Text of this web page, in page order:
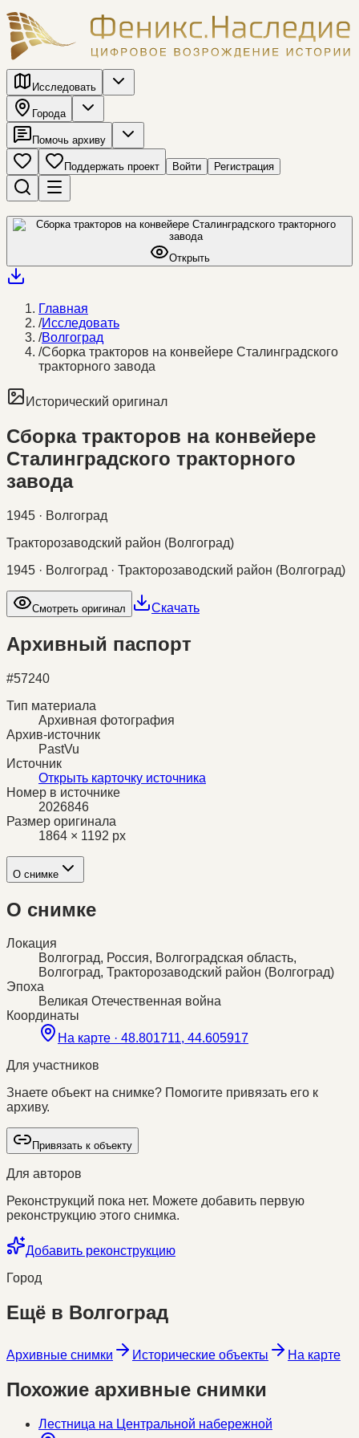
Исследовать
Города
Помочь архиву
Поддержать проект Войти Регистрация
Открыть
Главная
/Исследовать
/Волгоград
/Сборка тракторов на конвейере Сталинградского
тракторного завода
Исторический оригинал
Сборка тракторов на конвейере
Сталинградского тракторного
завода
1945 · Волгоград
Тракторозаводский район (Волгоград)
1945 · Волгоград · Тракторозаводский район (Волгоград)
Смотреть оригинал Скачать
Архивный паспорт
#57240
Тип материала
Архивная фотография
Архив-источник
PastVu
Источник
Открыть карточку источника
Номер в источнике
2026846
Размер оригинала
1864 × 1192 px
О снимке
О снимке
Локация
Волгоград, Россия, Волгоградская область,
Волгоград, Тракторозаводский район (Волгоград)
Эпоха
Великая Отечественная война
Координаты
На карте · 48.801711, 44.605917
Для участников
Знаете объект на снимке? Помогите привязать его к
архиву.
Привязать к объекту
Для авторов
Реконструкций пока нет. Можете добавить первую
реконструкцию этого снимка.
Добавить реконструкцию
Город
Ещё в Волгоград
Архивные снимки Исторические объекты На карте
Похожие архивные снимки
Лестница на Центральной набережной